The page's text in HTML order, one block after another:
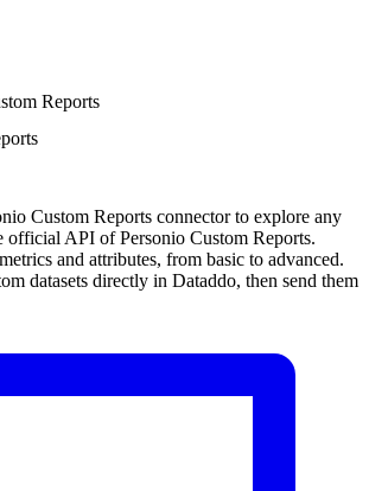
Reports
Custom Reports connector to explore any
official API of Personio Custom Reports.
and attributes, from basic to advanced.
datasets directly in Dataddo, then send them